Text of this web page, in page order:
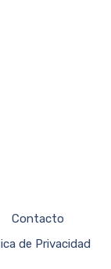
Contacto
de Privacidad